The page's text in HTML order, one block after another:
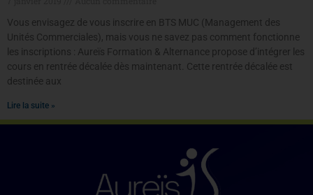
Vous envisagez de vous inscrire en BTS MUC (Management des
Unités Commerciales), mais vous ne savez pas comment fonctionne
les inscriptions : Aureïs Formation & Alternance propose d’intégrer les
cours en rentrée décalée dès maintenant. Cette rentrée décalée est
destinée aux
Lire la suite »